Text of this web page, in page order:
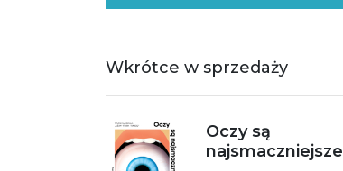
Wkrótce w sprzedaży
Oczy są
najsmaczniejsze